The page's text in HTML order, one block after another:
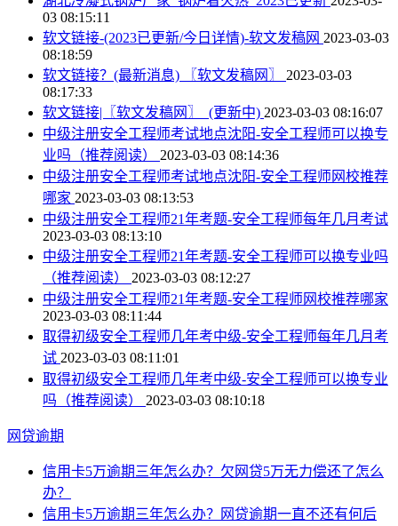
03 08:15:11
软文链接-(2023已更新/今日详情)-软文发稿网 2023-03-03
08:18:59
软文链接？(最新消息) 〖软文发稿网〗 2023-03-03
08:17:33
软文链接|〖软文发稿网〗_(更新中) 2023-03-03 08:16:07
中级注册安全工程师考试地点沈阳-安全工程师可以换专
业吗（推荐阅读） 2023-03-03 08:14:36
中级注册安全工程师考试地点沈阳-安全工程师网校推荐
哪家 2023-03-03 08:13:53
中级注册安全工程师21年考题-安全工程师每年几月考试
2023-03-03 08:13:10
中级注册安全工程师21年考题-安全工程师可以换专业吗
（推荐阅读） 2023-03-03 08:12:27
中级注册安全工程师21年考题-安全工程师网校推荐哪家
2023-03-03 08:11:44
取得初级安全工程师几年考中级-安全工程师每年几月考
试 2023-03-03 08:11:01
取得初级安全工程师几年考中级-安全工程师可以换专业
吗（推荐阅读） 2023-03-03 08:10:18
网贷逾期
信用卡5万逾期三年怎么办？欠网贷5万无力偿还了怎么
办？
信用卡5万逾期三年怎么办？网贷逾期一直不还有何后